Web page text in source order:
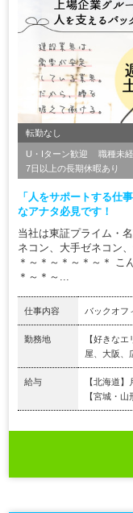
転勤なし
U・Iターン歓迎 職種未
7日以上の長期休暇あり
「人をサポートする仕
なアナタ必見です！
当社は東証プライム・
ネコン、大手ゼネコン
＊～＊～＊～＊～＊ こ
＊～＊～...
仕事内容 バックオフ
勤務地
【好きな
屋、大阪、
給与
【北海道
【宮城・山